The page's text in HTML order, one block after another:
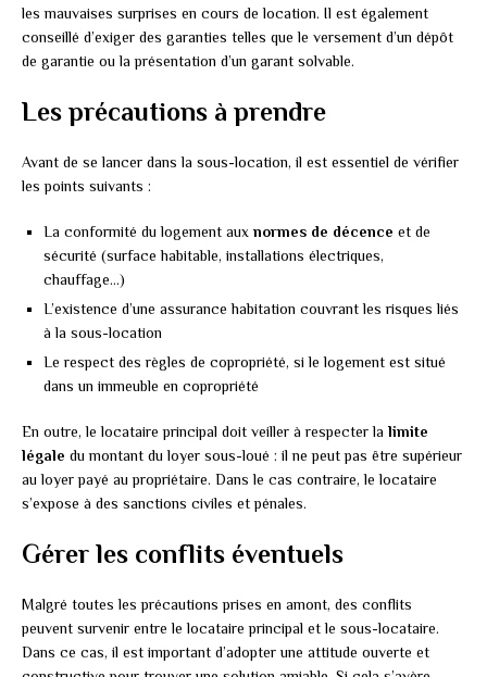
les mauvaises surprises en cours de location. Il est également
conseillé d’exiger des garanties telles que le versement d’un dépôt
de garantie ou la présentation d’un garant solvable.
Les précautions à prendre
Avant de se lancer dans la sous-location, il est essentiel de vérifier
les points suivants :
La conformité du logement aux normes de décence et de
sécurité (surface habitable, installations électriques,
chauffage…)
L’existence d’une assurance habitation couvrant les risques liés
à la sous-location
Le respect des règles de copropriété, si le logement est situé
dans un immeuble en copropriété
En outre, le locataire principal doit veiller à respecter la limite
légale du montant du loyer sous-loué : il ne peut pas être supérieur
au loyer payé au propriétaire. Dans le cas contraire, le locataire
s’expose à des sanctions civiles et pénales.
Gérer les conflits éventuels
Malgré toutes les précautions prises en amont, des conflits
peuvent survenir entre le locataire principal et le sous-locataire.
Dans ce cas, il est important d’adopter une attitude ouverte et